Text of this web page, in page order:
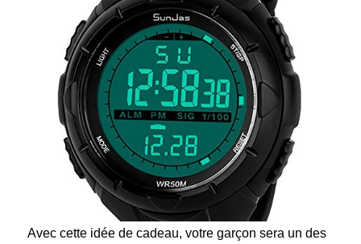
Avec cette idée de cadeau, votre garçon sera un des